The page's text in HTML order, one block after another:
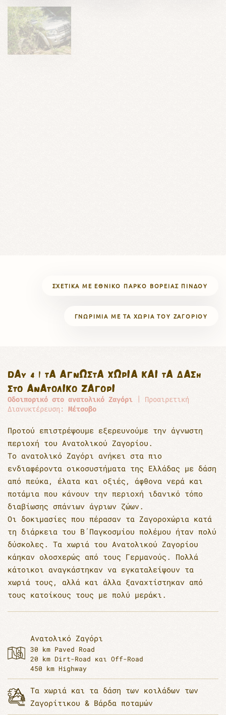
ΣΧΕΤΙΚΆ ΜΕ ΕΘΝΙΚΌ ΠΆΡΚΟ ΒΌΡΕΙΑΣ ΠΊΝΔΟΥ
ΓΝΩΡΙΜΊΑ ΜΕ ΤΑ ΧΩΡΙΆ ΤΟΥ ΖΑΓΟΡΊΟΥ
DAY 4 | ΤΑ ΆΓΝΩΣΤΑ ΧΩΡΙΆ ΚΑΙ ΤΑ ΔΆΣΗ
ΣΤΟ ΑΝΑΤΟΛΙΚΌ ΖΑΓΌΡΙ
Οδοιπορικό στο ανατολικό Ζαγόρι | Προαιρετική
Διανυκτέρευση: Μέτσοβο
Προτού επιστρέψουμε εξερευνούμε την άγνωστη
περιοχή του Ανατολικού Ζαγορίου.
Το ανατολικό Ζαγόρι ανήκει στα πιο
ενδιαφέροντα οικοσυστήματα της Ελλάδας με δάση
από πεύκα, έλατα και οξιές, άφθονα νερά και
ποτάμια που κάνουν την περιοχή ιδανικό τόπο
διαβίωσης σπάνιων άγριων ζώων.
Οι δοκιμασίες που πέρασαν τα Ζαγοροχώρια κατά
τη διάρκεια του Β΄Παγκοσμίου πολέμου ήταν πολύ
δύσκολες. Τα χωριά του Ανατολικού Ζαγορίου
κάηκαν ολοσχερώς από τους Γερμανούς. Πολλά
κάτοικοι αναγκάστηκαν να εγκαταλείψουν τα
χωριά τους, αλλά και άλλα ξαναχτίστηκαν από
τους κατοίκους τους με πολύ μεράκι.
Ανατολικό Ζαγόρι
30 km Paved Road
20 km Dirt-Road και Off-Road
450 km Highway
Τα χωριά και τα δάση των κοιλάδων των
Ζαγορίτικου & Βάρδα ποταμών